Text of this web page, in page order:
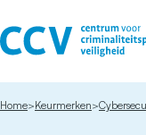
Home Keurmerken